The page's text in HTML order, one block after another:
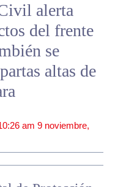
alerta
del frente
se
altas de
am 9 noviembre,